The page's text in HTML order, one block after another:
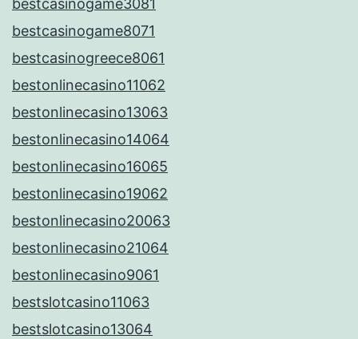
bestcasinogame3081
bestcasinogame8071
bestcasinogreece8061
bestonlinecasino11062
bestonlinecasino13063
bestonlinecasino14064
bestonlinecasino16065
bestonlinecasino19062
bestonlinecasino20063
bestonlinecasino21064
bestonlinecasino9061
bestslotcasino11063
bestslotcasino13064